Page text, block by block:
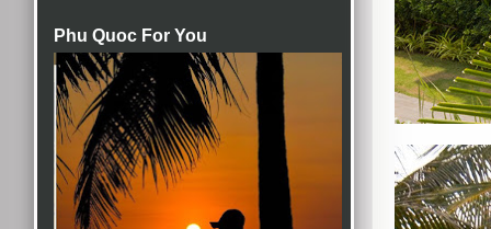
Phu Quoc For You